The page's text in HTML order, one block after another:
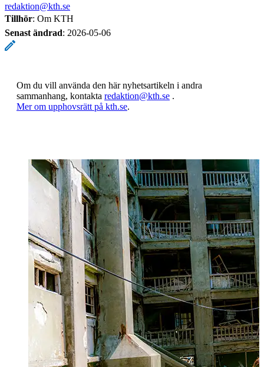
redaktion@kth.se
Tillhör: Om KTH
Senast ändrad: 2026-05-06
Om du vill använda den här nyhetsartikeln i andra
sammanhang, kontakta redaktion@kth.se .
​​​​​​​Mer om upphovsrätt på kth.se​​​​​​​​​​​​​​.